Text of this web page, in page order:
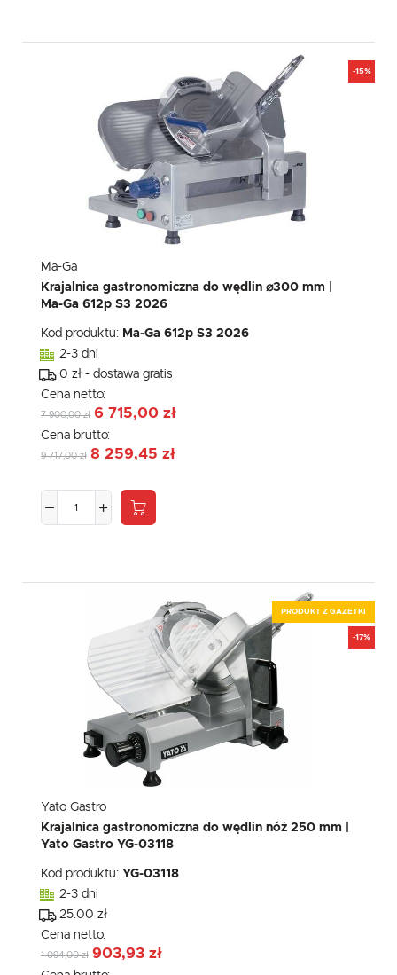
-15%
Ma-Ga
Krajalnica gastronomiczna do wędlin ⌀300 mm |
Ma-Ga 612p S3 2026
Kod produktu: Ma-Ga 612p S3 2026
2-3 dni
0 zł - dostawa gratis
Cena netto:
7 900,00 zł 6 715,00 zł
Cena brutto:
9 717,00 zł 8 259,45 zł
PRODUKT Z GAZETKI
-17%
Yato Gastro
Krajalnica gastronomiczna do wędlin nóż 250 mm |
Yato Gastro YG-03118
Kod produktu: YG-03118
2-3 dni
25.00 zł
Cena netto:
1 094,00 zł 903,93 zł